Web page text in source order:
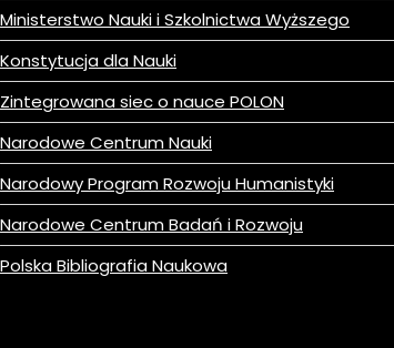
Ministerstwo Nauki i Szkolnictwa Wyższego
Konstytucja dla Nauki
Zintegrowana siec o nauce POLON
Narodowe Centrum Nauki
Narodowy Program Rozwoju Humanistyki
Narodowe Centrum Badań i Rozwoju
Polska Bibliografia Naukowa